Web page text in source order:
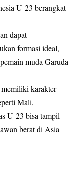
U-23 berangkat
dapat
formasi ideal,
muda Garuda
karakter
Mali,
U-23 bisa tampil
berat di Asia